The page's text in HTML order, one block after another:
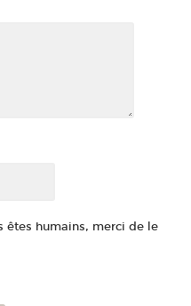
êtes humains, merci de le